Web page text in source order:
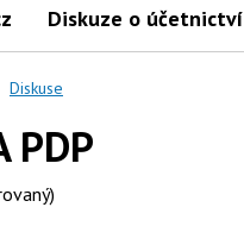
Diskuze o účetnictví
Diskuse
PDP